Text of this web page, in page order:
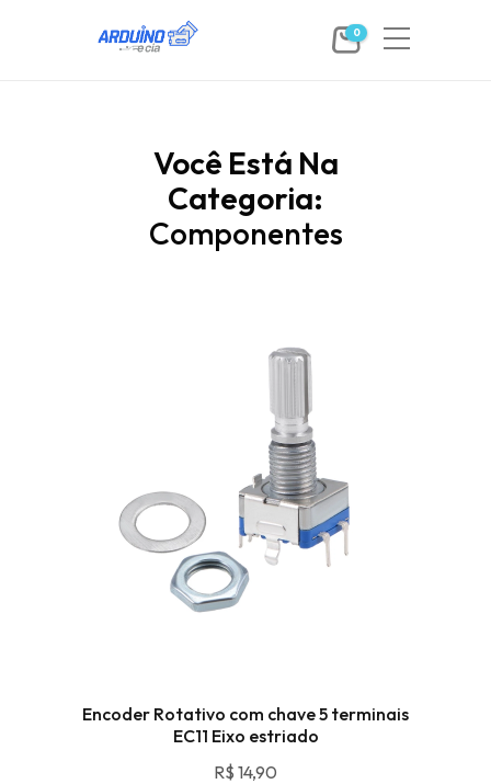
0
Você Está Na
Categoria:
Componentes
Encoder Rotativo com chave 5 terminais
EC11 Eixo estriado
R$ 14,90